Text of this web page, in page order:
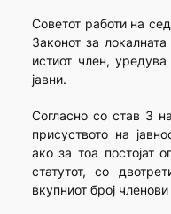
Советот работи на
Законот за
истиот член,
јавни.
Согласно со став 3
присуството на
ако за тоа постојат
статутот, со
вкупниот број